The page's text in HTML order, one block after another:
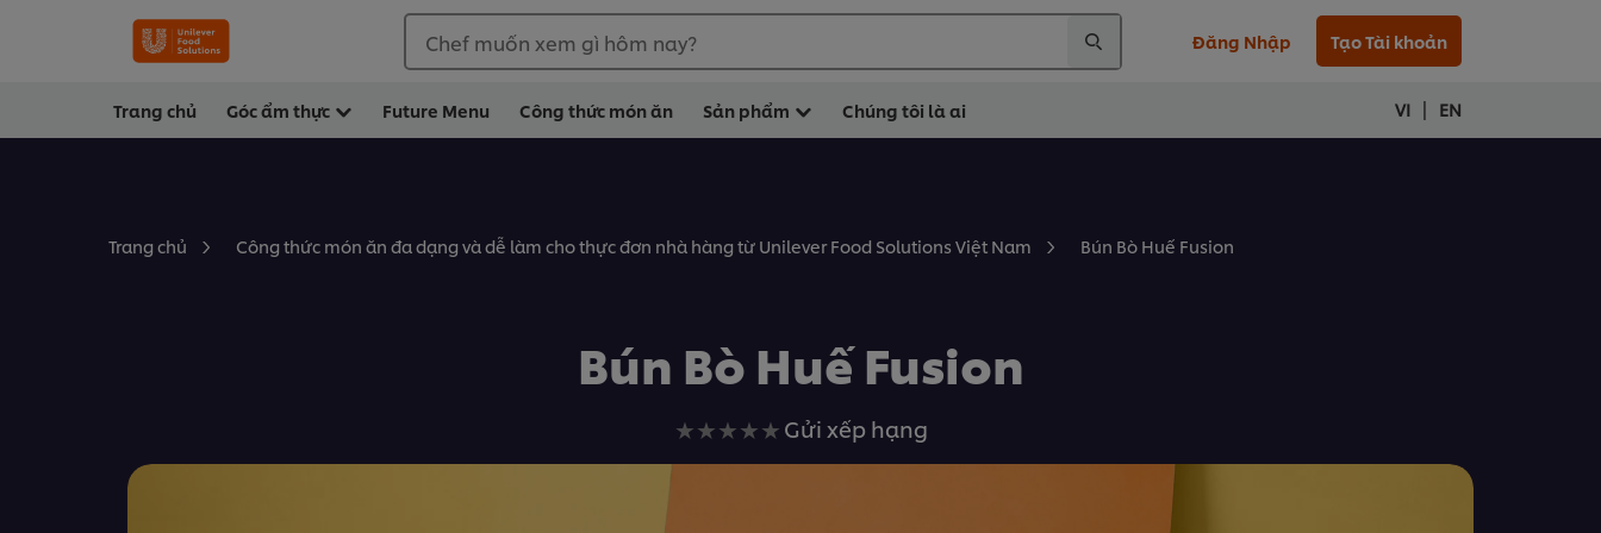
Chef muốn xem gì hôm nay? Đăng Nhập Tạo Tài khoản
Trang chủ Góc ẩm thực Future Menu Công thức món ăn Sản phẩm Chúng tôi là ai VI | EN
Trang chủ Công thức món ăn đa dạng và dễ làm cho thực đơn nhà hàng từ Unilever Food Solutions Việt Nam Bún Bò Huế Fusion
Bún Bò Huế Fusion
Không
có
Gửi xếp hạng